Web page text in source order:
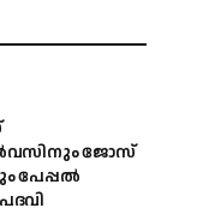
ജോസ്
പേപ്പൽ